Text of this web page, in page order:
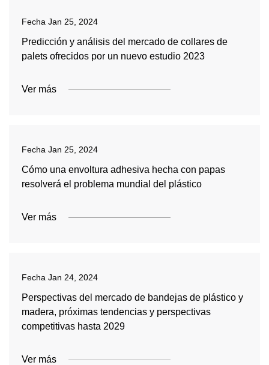
Fecha Jan 25, 2024
Predicción y análisis del mercado de collares de
palets ofrecidos por un nuevo estudio 2023
Ver más
Fecha Jan 25, 2024
Cómo una envoltura adhesiva hecha con papas
resolverá el problema mundial del plástico
Ver más
Fecha Jan 24, 2024
Perspectivas del mercado de bandejas de plástico y
madera, próximas tendencias y perspectivas
competitivas hasta 2029
Ver más